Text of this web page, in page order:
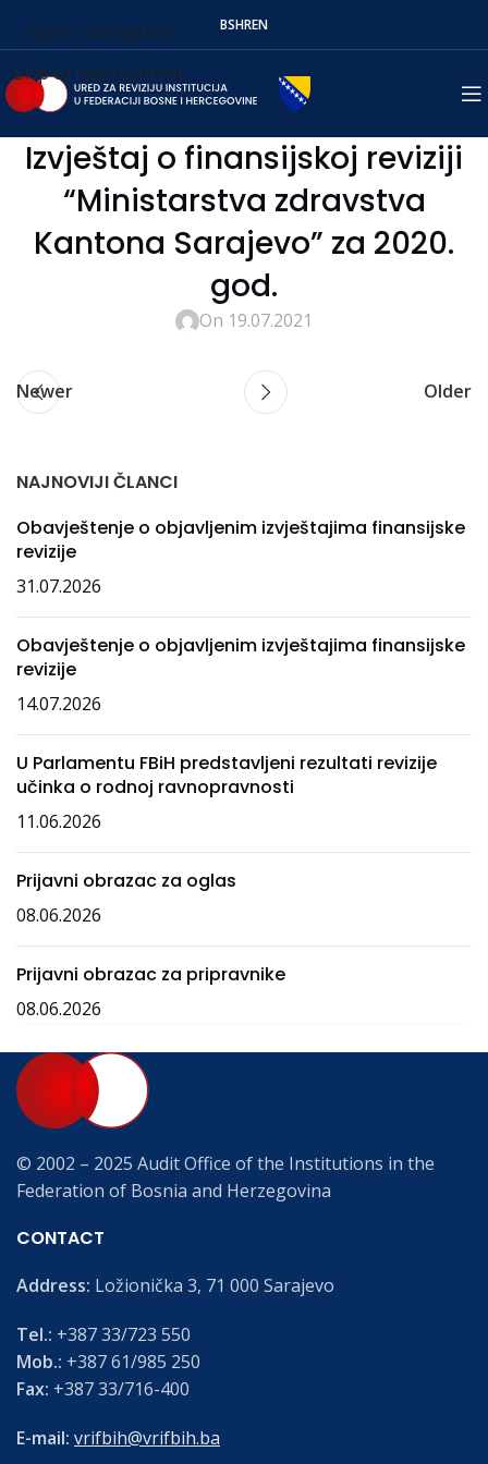
Skip to navigation
Skip to main content
BSHREN
Izvještaj o finansijskoj reviziji
“Ministarstva zdravstva
Kantona Sarajevo” za 2020.
god.
On 19.07.2021
Newer Older
NAJNOVIJI ČLANCI
Obavještenje o objavljenim izvještajima finansijske
revizije
31.07.2026
Obavještenje o objavljenim izvještajima finansijske
revizije
14.07.2026
U Parlamentu FBiH predstavljeni rezultati revizije
učinka o rodnoj ravnopravnosti
11.06.2026
Prijavni obrazac za oglas
08.06.2026
Prijavni obrazac za pripravnike
08.06.2026
© 2002 – 2025 Audit Office of the Institutions in the
Federation of Bosnia and Herzegovina
CONTACT
Address: Ložionička 3, 71 000 Sarajevo
Tel.: +387 33/723 550
Mob.: +387 61/985 250
Fax: +387 33/716-400
E-mail: vrifbih@vrifbih.ba